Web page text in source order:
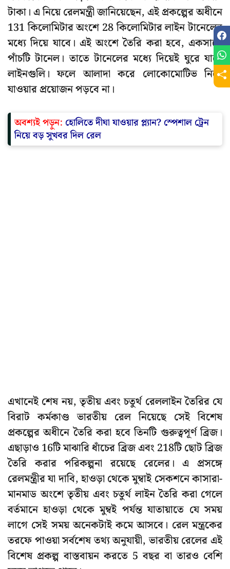
টাকা। এ নিয়ে রেলমন্ত্রী জানিয়েছেন, এই প্রকল্পের অধীনে
131 কিলোমিটার অংশে 28 কিলোমিটার লাইন টানেলের
মধ্যে দিয়ে যাবে। এই অংশে তৈরি করা হবে, একসাথে
পাঁচটি টানেল। তাতে টানেলের মধ্যে দিয়েই ঘুরে যাবে
লাইনগুলি। ফলে আলাদা করে লোকোমোটিভ নিয়ে
যাওয়ার প্রয়োজন পড়বে না।
অবশ্যই পড়ুন: হোলিতে দীঘা যাওয়ার প্ল্যান? স্পেশাল ট্রেন
নিয়ে বড় সুখবর দিল রেল
এখানেই শেষ নয়, তৃতীয় এবং চতুর্থ রেললাইন তৈরির যে
বিরাট কর্মকাণ্ড ভারতীয় রেল নিয়েছে সেই বিশেষ
প্রকল্পের অধীনে তৈরি করা হবে তিনটি গুরুত্বপূর্ণ ব্রিজ।
এছাড়াও 16টি মাঝারি ধাঁচের ব্রিজ এবং 218টি ছোট ব্রিজ
তৈরি করার পরিকল্পনা রয়েছে রেলের। এ প্রসঙ্গে
রেলমন্ত্রীর যা দাবি, হাওড়া থেকে মুম্বাই সেকশনে কাসারা-
মানমাড অংশে তৃতীয় এবং চতুর্থ লাইন তৈরি করা গেলে
বর্তমানে হাওড়া থেকে মুম্বই পর্যন্ত যাতায়াতে যে সময়
লাগে সেই সময় অনেকটাই কমে আসবে। রেল মন্ত্রকের
তরফে পাওয়া সর্বশেষ তথ্য অনুযায়ী, ভারতীয় রেলের এই
বিশেষ প্রকল্প বাস্তবায়ন করতে 5 বছর বা তারও বেশি